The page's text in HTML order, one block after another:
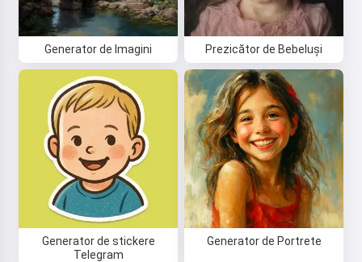
Generator de Imagini Prezicător de Bebeluși
Generator de stickere
Telegram
Generator de Portrete